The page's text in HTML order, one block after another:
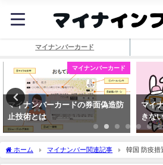
マイナンバーカード
マイナンバーカード
マイナンバーカードの券面偽造防
止技術とは
マイ
きな
ホーム マイナンバー関連記事
韓国 防疫措
緩和へ